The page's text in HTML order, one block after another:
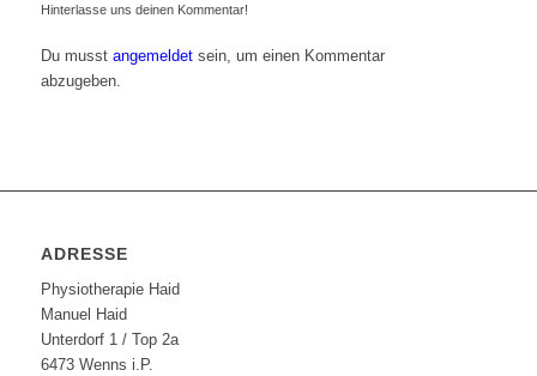
Hinterlasse uns deinen Kommentar!
Du musst angemeldetsein, um einen Kommentar
abzugeben.
ADRESSE
Physiotherapie Haid
Manuel Haid
Unterdorf 1 / Top 2a
6473 Wenns i.P.